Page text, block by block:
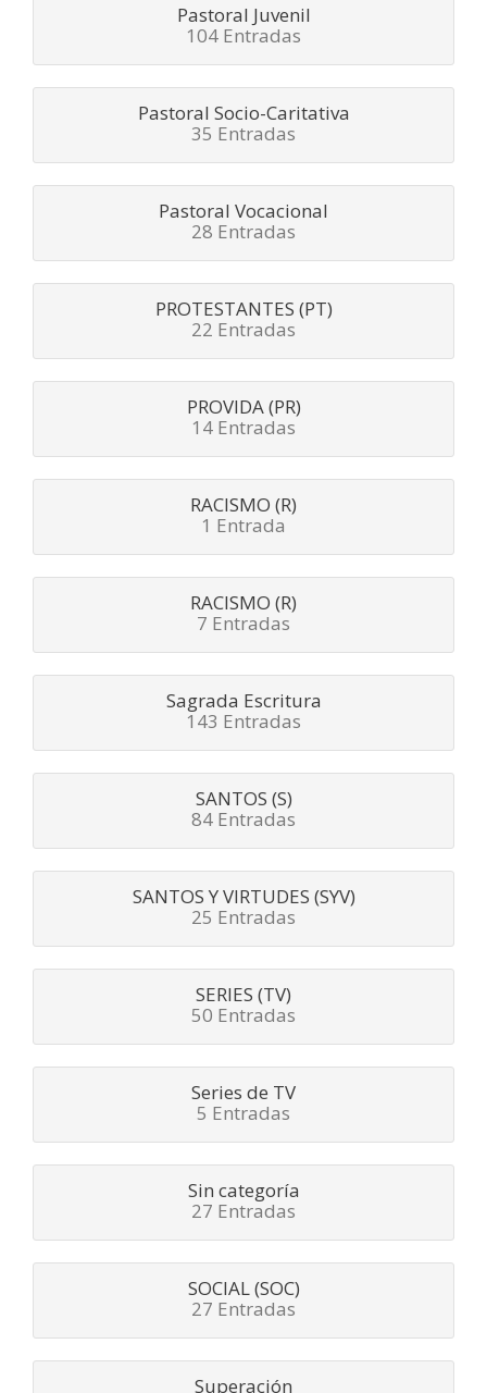
Pastoral Juvenil
104 Entradas
Pastoral Socio-Caritativa
35 Entradas
Pastoral Vocacional
28 Entradas
PROTESTANTES (PT)
22 Entradas
PROVIDA (PR)
14 Entradas
RACISMO (R)
1 Entrada
RACISMO (R)
7 Entradas
Sagrada Escritura
143 Entradas
SANTOS (S)
84 Entradas
SANTOS Y VIRTUDES (SYV)
25 Entradas
SERIES (TV)
50 Entradas
Series de TV
5 Entradas
Sin categoría
27 Entradas
SOCIAL (SOC)
27 Entradas
Superación